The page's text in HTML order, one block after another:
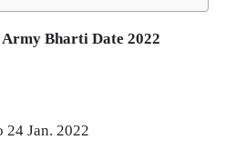
Bharti Date 2022
24 Jan. 2022